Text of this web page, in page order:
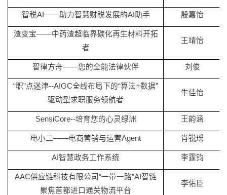
智税AI——助力智慧财税发展的AI助手 殷嘉怡
渣变宝——中药渣超临界碳化再生材料开拓
者
王靖怡
智律方舟——您的全能法律伙伴 刘俊
“职”点迷津--AIGC全线布局下的“算法+数据”
驱动型求职服务领航者
牛佳怡
SensiCore--培育您的心灵绿洲 王韵涵
电小二——电商营销与运营Agent 肖锐瑶
AI智慧政务工作系统 李霆钧
AAC供应链科技有限公司“一带一路”AI智链
聚焦首都进口通关物流平台
李佑臣